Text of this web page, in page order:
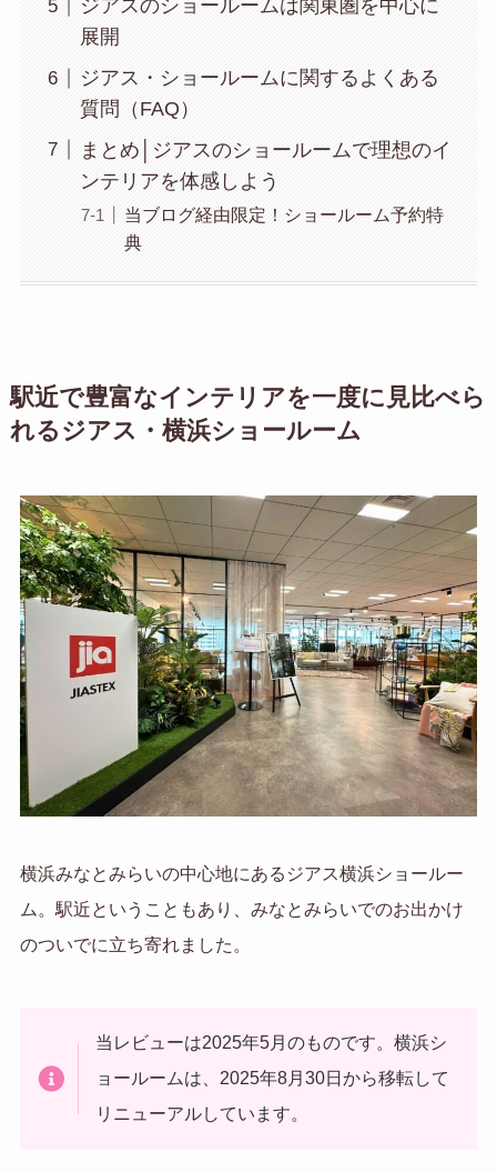
ジアスのショールームは関東圏を中心に
展開
ジアス・ショールームに関するよくある
質問（FAQ）
まとめ│ジアスのショールームで理想のイ
ンテリアを体感しよう
当ブログ経由限定！ショールーム予約特
典
駅近で豊富なインテリアを一度に見比べら
れるジアス・横浜ショールーム
横浜みなとみらいの中心地にあるジアス横浜ショールー
ム。駅近ということもあり、みなとみらいでのお出かけ
のついでに立ち寄れました。
当レビューは2025年5月のものです。横浜シ
ョールームは、2025年8月30日から移転して
リニューアルしています。